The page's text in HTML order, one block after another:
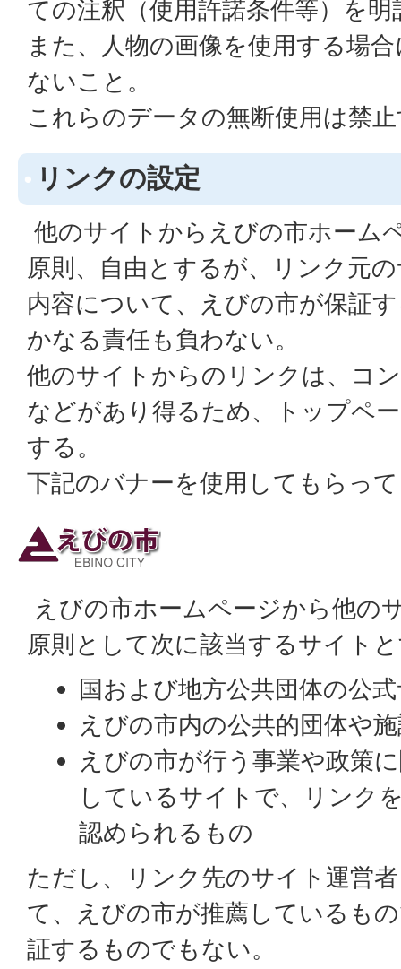
ての注釈（使用許諾条件等）を
また、人物の画像を使用する場
ないこと。
これらのデータの無断使用は禁
リンクの設定
他のサイトからえびの市ホーム
原則、自由とするが、リンク元
内容について、えびの市が保証
かなる責任も負わない。
他のサイトからのリンクは、コ
などがあり得るため、トップペ
する。
下記のバナーを使用してもらっ
えびの市ホームページから他の
原則として次に該当するサイト
国および地方公共団体の公
えびの市内の公共的団体や
えびの市が行う事業や政策
しているサイトで、リンク
認められるもの
ただし、リンク先のサイト運営
て、えびの市が推薦しているも
証するものでもない。